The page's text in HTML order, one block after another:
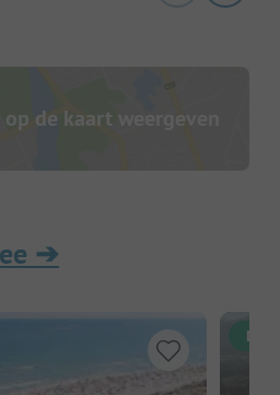
de kaart weergeven
➔